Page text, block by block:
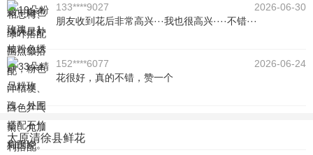
133****9027
2026-06-30
朋友收到花后非常高兴···我也很高兴····不错···
152****6077
2026-06-24
花很好，真的不错，赞一个
太原清徐县鲜花